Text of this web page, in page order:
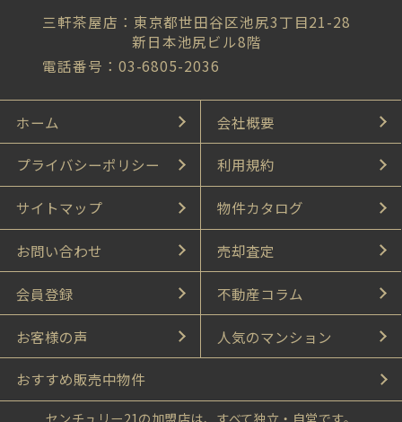
三軒茶屋店：東京都世田谷区池尻3丁目21-28
新日本池尻ビル8階
電話番号：03-6805-2036
ホーム 会社概要
プライバシーポリシー 利用規約
サイトマップ 物件カタログ
お問い合わせ 売却査定
会員登録 不動産コラム
お客様の声 人気のマンション
おすすめ販売中物件
センチュリー21の加盟店は、すべて独立・自営です。